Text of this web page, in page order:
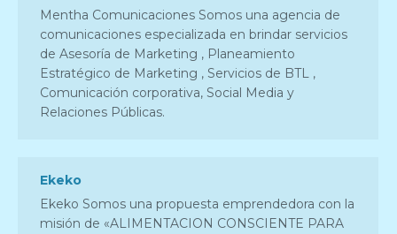
Mentha Comunicaciones Somos una agencia de
comunicaciones especializada en brindar servicios
de Asesoría de Marketing , Planeamiento
Estratégico de Marketing , Servicios de BTL ,
Comunicación corporativa, Social Media y
Relaciones Públicas.
Ekeko
Ekeko Somos una propuesta emprendedora con la
misión de «ALIMENTACION CONSCIENTE PARA